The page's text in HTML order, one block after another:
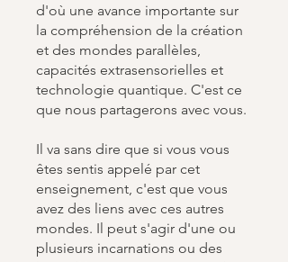
d'où une avance importante sur
la compréhension de la création
et des mondes parallèles,
capacités extrasensorielles et
technologie quantique. C'est ce
que nous partagerons avec vous.
Il va sans dire que si vous vous
êtes sentis appelé par cet
enseignement, c'est que vous
avez des liens avec ces autres
mondes. Il peut s'agir d'une ou
plusieurs incarnations ou des